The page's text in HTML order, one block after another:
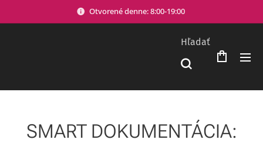
Otvorené denne: 8:00-19:00
Hľadať
SMART DOKUMENTÁCIA: